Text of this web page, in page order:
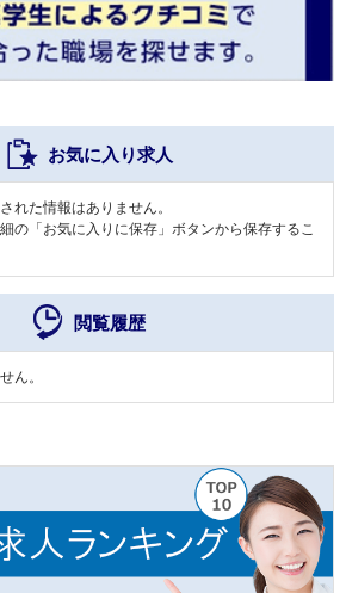
お気に入り求人
れた情報はありません。
の「お気に入りに保存」ボタンから保存するこ
閲覧履歴
ん。